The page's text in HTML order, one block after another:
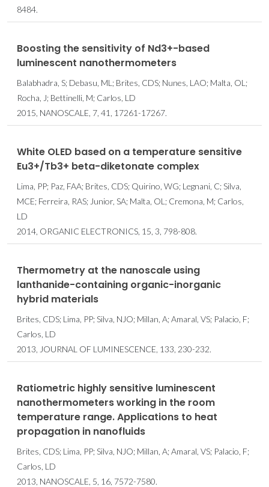
8484.
Boosting the sensitivity of Nd3+-based
luminescent nanothermometers
Balabhadra, S; Debasu, ML; Brites, CDS; Nunes, LAO; Malta, OL;
Rocha, J; Bettinelli, M; Carlos, LD
2015, NANOSCALE, 7, 41, 17261-17267.
White OLED based on a temperature sensitive
Eu3+/Tb3+ beta-diketonate complex
Lima, PP; Paz, FAA; Brites, CDS; Quirino, WG; Legnani, C; Silva,
MCE; Ferreira, RAS; Junior, SA; Malta, OL; Cremona, M; Carlos,
LD
2014, ORGANIC ELECTRONICS, 15, 3, 798-808.
Thermometry at the nanoscale using
lanthanide-containing organic-inorganic
hybrid materials
Brites, CDS; Lima, PP; Silva, NJO; Millan, A; Amaral, VS; Palacio, F;
Carlos, LD
2013, JOURNAL OF LUMINESCENCE, 133, 230-232.
Ratiometric highly sensitive luminescent
nanothermometers working in the room
temperature range. Applications to heat
propagation in nanofluids
Brites, CDS; Lima, PP; Silva, NJO; Millan, A; Amaral, VS; Palacio, F;
Carlos, LD
2013, NANOSCALE, 5, 16, 7572-7580.